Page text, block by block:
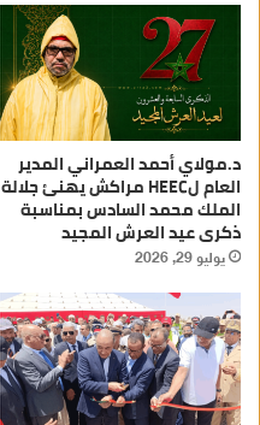
د.مولاي أحمد العمراني المدير
العام لHEEC مراكش يهنئ جلالة
الملك محمد السادس بمناسبة
ذكرى عيد العرش المجيد
يوليو 29, 2026